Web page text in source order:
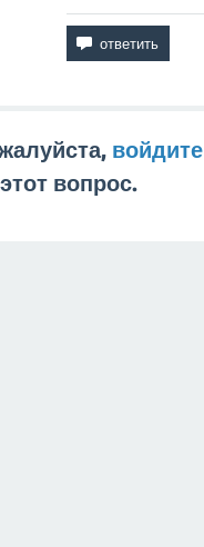
войдите
вопрос.